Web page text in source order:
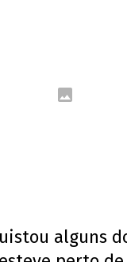
alguns